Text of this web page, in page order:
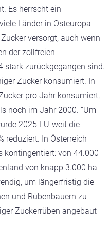
Es herrscht ein
Länder in Osteuropa
versorgt, auch wenn
der zollfreien
stark zurückgegangen sind.
Zucker konsumiert. In
pro Jahr konsumiert,
noch im Jahr 2000. “Um
2025 EU-weit die
reduziert. In Österreich
kontingentiert: von 44.000
von knapp 3.000 ha
um längerfristig die
und Rübenbauern zu
Zuckerrüben angebaut